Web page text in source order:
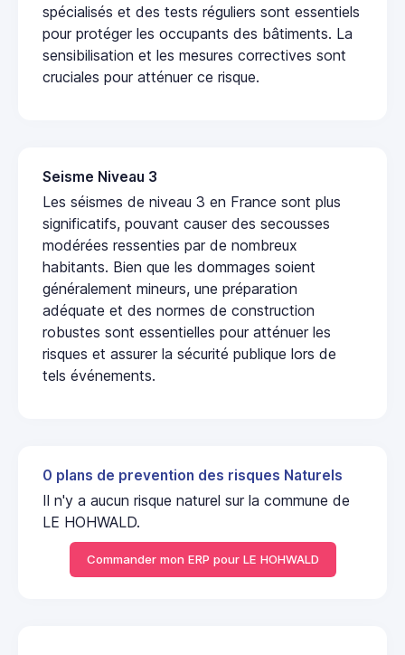
spécialisés et des tests réguliers sont essentiels
pour protéger les occupants des bâtiments. La
sensibilisation et les mesures correctives sont
cruciales pour atténuer ce risque.
Seisme Niveau 3
Les séismes de niveau 3 en France sont plus
significatifs, pouvant causer des secousses
modérées ressenties par de nombreux
habitants. Bien que les dommages soient
généralement mineurs, une préparation
adéquate et des normes de construction
robustes sont essentielles pour atténuer les
risques et assurer la sécurité publique lors de
tels événements.
0 plans de prevention des risques Naturels
Il n'y a aucun risque naturel sur la commune de
LE HOHWALD.
Commander mon ERP pour LE HOHWALD